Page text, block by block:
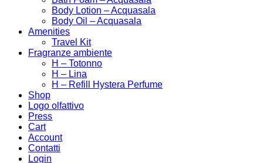
Body Lotion – Acquasala
Body Oil – Acquasala
Amenities
Travel Kit
Fragranze ambiente
H – Totonno
H – Lina
H – Refill Hystera Perfume
Shop
Logo olfattivo
Press
Cart
Account
Contatti
Login